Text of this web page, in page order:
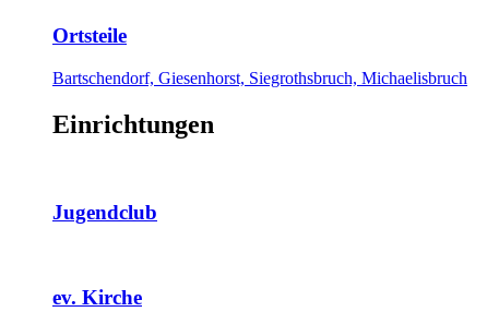
Ortsteile
Bartschendorf, Giesenhorst, Siegrothsbruch, Michaelisbruch
Einrichtungen
Jugendclub
ev. Kirche